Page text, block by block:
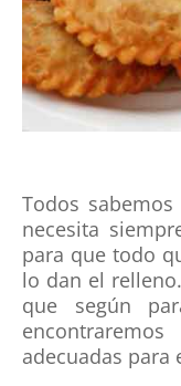
Todos
necesita
para que todo
lo dan el
que según
adecuadas para